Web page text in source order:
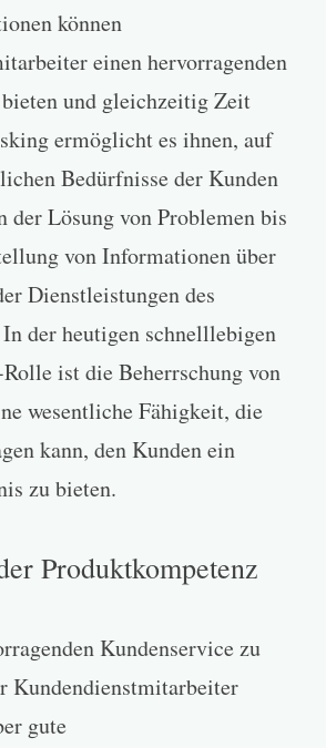
können
einen hervorragenden
und gleichzeitig Zeit
ermöglicht es ihnen, auf
Bedürfnisse der Kunden
der Lösung von Problemen bis
von Informationen über
Dienstleistungen des
der heutigen schnelllebigen
ist die Beherrschung von
wesentliche Fähigkeit, die
kann, den Kunden ein
zu bieten.
Produktkompetenz
Kundenservice zu
Kundendienstmitarbeiter
gute